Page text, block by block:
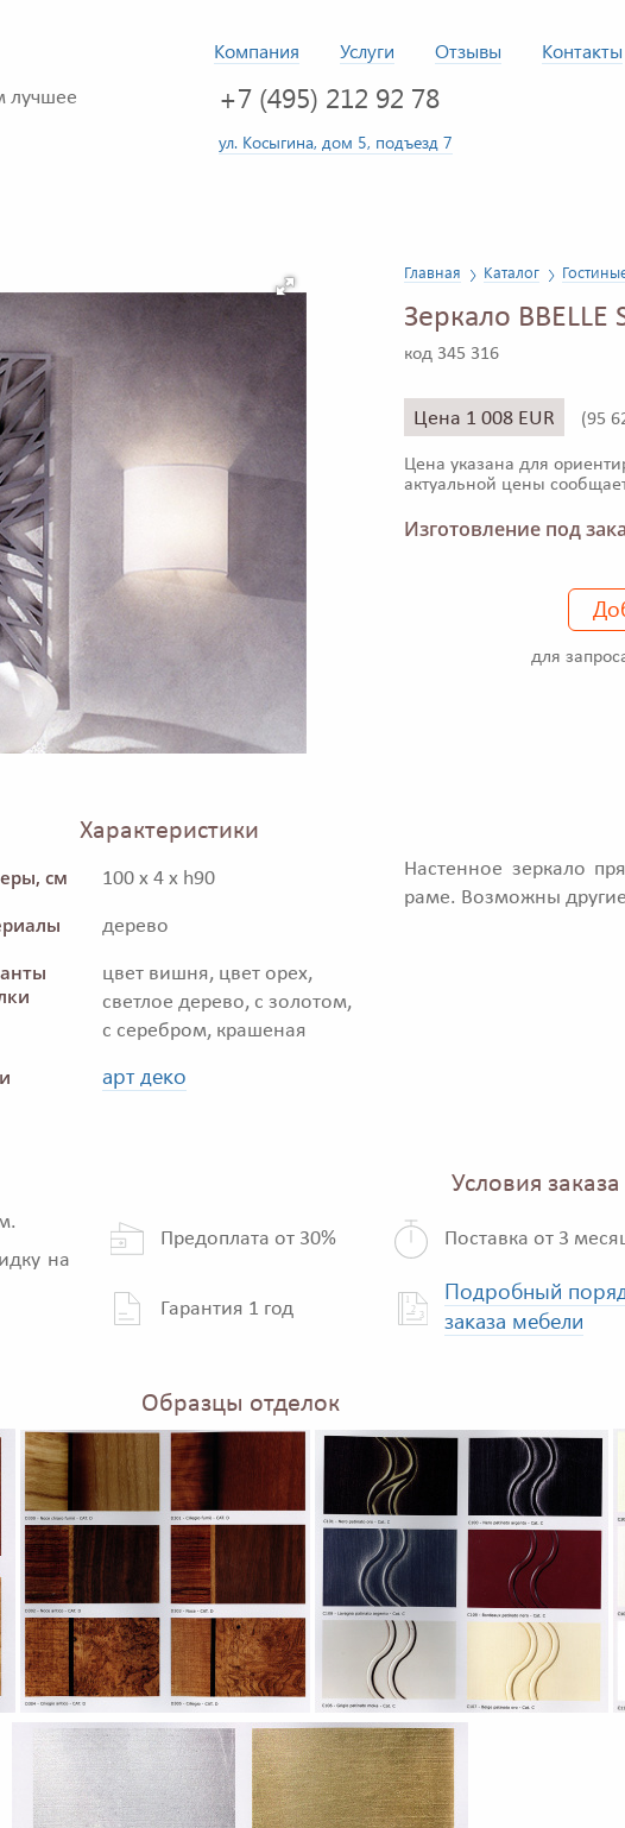
Компания Услуги Отзывы Контакты
лучшее +7 (495) 212 92 78
ул. Косыгина, дом 5, подъезд 7
Главная Каталог
Зеркало BBELLE
код 345 316
Цена 1 008 EUR (95
Цена указана для
актуальной цены
Изготовление под
для
Характеристики
см 100 x 4 x h90
дерево
цвет вишня, цвет орех,
светлое дерево, с золотом,
с серебром, крашеная
арт деко
Настенное зеркало
раме. Возможны
на
Условия заказа
Предоплата от 30% Поставка от 3
Гарантия 1 год
Подробный
заказа мебели
Образцы отделок